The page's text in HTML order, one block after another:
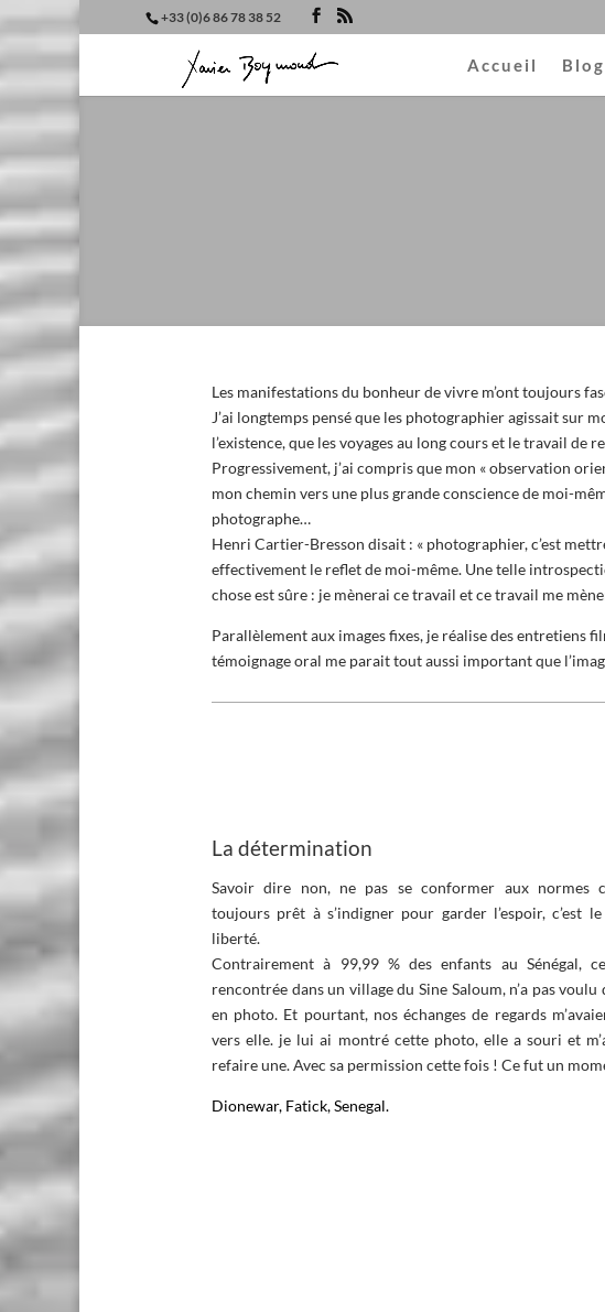
+33 (0)6 86 78 38 52
Accueil Blog
Les manifestations du bonheur de vivre m’ont toujours
J’ai longtemps pensé que les photographier agissait sur
l’existence, que les voyages au long cours et le travail de
Progressivement, j’ai compris que mon « observation
mon chemin vers une plus grande conscience de moi-
photographe…
Henri Cartier-Bresson disait : « photographier, c’est
effectivement le reflet de moi-même. Une telle
chose est sûre : je mènerai ce travail et ce travail me
Parallèlement aux images fixes, je réalise des entretiens
témoignage oral me parait tout aussi important que
La détermination
Savoir dire non, ne pas se conformer aux normes
toujours prêt à s’indigner pour garder l’espoir,c’est
liberté.
Contrairement à 99,99 % des enfants au Sénégal,
rencontrée dans un village du Sine Saloum, n’a pas
en photo. Et pourtant, nos échanges de regards
vers elle. je lui ai montré cette photo, elle a souri et
refaire une. Avec sa permission cette fois ! Ce fut un
Dionewar, Fatick, Senegal.